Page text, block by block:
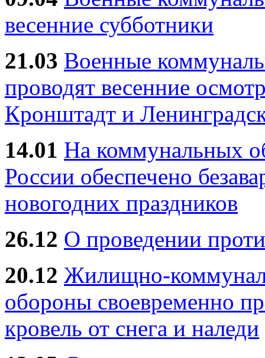
весенние субботники
21.03 Военные
проводят весенние
Кронштадт и
14.01 На коммунальных
России обеспечено
новогодних праздников
26.12 О проведении
20.12 Жилищно-
обороны своевременно
кровель от снега и наледи